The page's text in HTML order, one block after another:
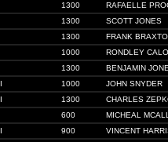
1300
RAFAELLE
1300
SCOTT JONES
1300
FRANK
1000
RONDLEY
1300
BENJAMIN
1000
JOHN SNYDER
1300
CHARLES
600
MICHEAL
900
VINCENT